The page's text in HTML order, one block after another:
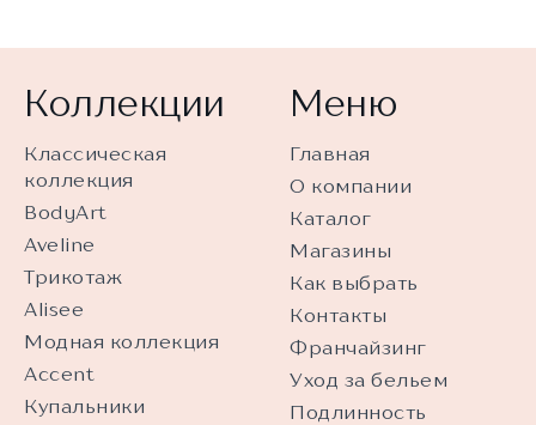
Коллекции
Классическая
коллекция
BodyArt
Aveline
Трикотаж
Alisee
Модная коллекция
Accent
Купальники
Меню
Главная
О компании
Каталог
Магазины
Как выбрать
Контакты
Франчайзинг
Уход за бельем
Подлинность